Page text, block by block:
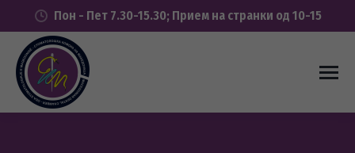
Пон - Пет 7.30-15.30; Прием на странки од 10-15